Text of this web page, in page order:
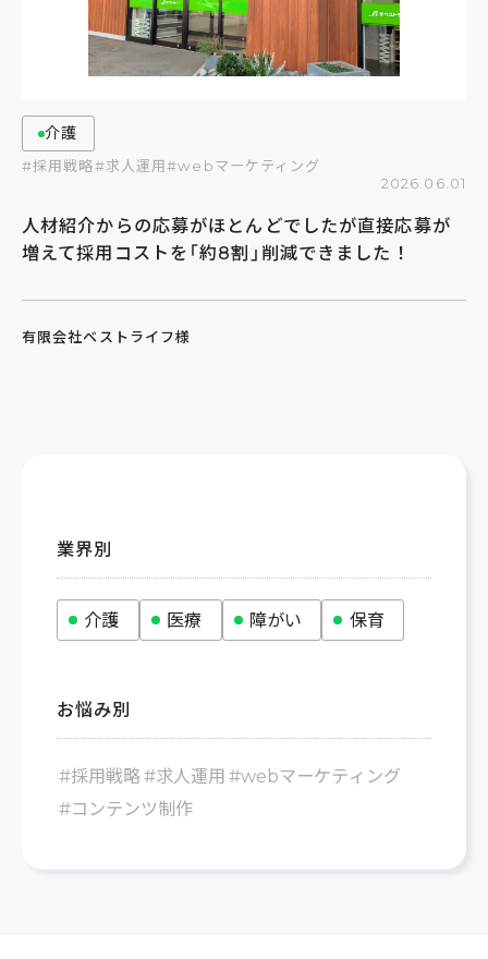
介護
#採用戦略#求人運用#webマーケティング
2026.06.01
人材紹介からの応募がほとんどでしたが直接応募が
増えて採用コストを「約8割」削減できました！
有限会社ベストライフ様
業界別
介護 医療 障がい 保育
お悩み別
#採用戦略#求人運用 #webマーケティング
#コンテンツ制作